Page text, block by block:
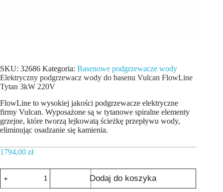
SKU: 32686 Kategoria: Basenowe podgrzewacze wody
Elektryczny podgrzewacz wody do basenu Vulcan FlowLine
Tytan 3kW 220V
FlowLine to wysokiej jakości podgrzewacze elektryczne
firmy Vulcan. Wyposażone są w tytanowe spiralne elementy
grzejne, które tworzą lejkowatą ścieżkę przepływu wody,
eliminując osadzanie się kamienia.
1794,00 zł
Elektryczny
podgrzewacz
Dodaj do koszyka